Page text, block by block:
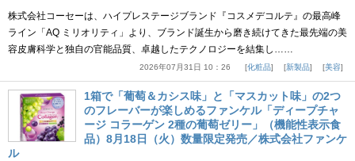
株式会社コーセーは、ハイプレステージブランド『コスメデコルテ』の最高峰
ライン「AQ ミリオリティ」より、ブランド誕生から磨き続けてきた最先端の美
容皮膚科学と独自の官能品質、卓越したテクノロジーを結集し……
2026年07月31日 10：26 化粧品 新製品 美容
1箱で「葡萄＆カシス味」と「マスカット味」の2つ
のフレーバーが楽しめるファンケル「ディープチャ
ージ コラーゲン 2種の葡萄ゼリー」（機能性表示食
品）8月18日（火）数量限定発売／株式会社ファンケ
ル